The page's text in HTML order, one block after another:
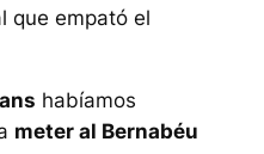
que empató el
habíamos
meter al Bernabéu